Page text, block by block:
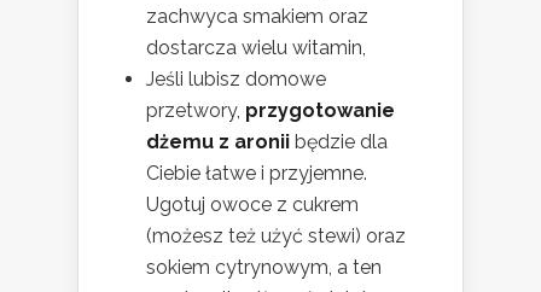
zachwyca smakiem oraz
dostarcza wielu witamin,
Jeśli lubisz domowe
przetwory, przygotowanie
dżemu z aronii będzie dla
Ciebie łatwe i przyjemne.
Ugotuj owoce z cukrem
(możesz też użyć stewi) oraz
sokiem cytrynowym, a ten